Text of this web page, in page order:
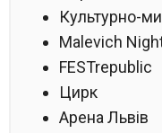
Культурно-
Malevich
FESTrepublic
Цирк
Арена Львів